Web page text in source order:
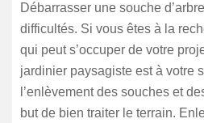
Débarrasser une souche
difficultés. Si vous êtes à la
qui peut s’occuper de votre
jardinier paysagiste est à votre
l’enlèvement des souches et
but de bien traiter le terrain.